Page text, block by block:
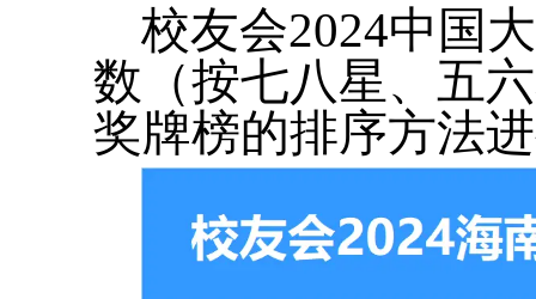
校友会2024中国
数（按七八星、五
奖牌榜的排序方法